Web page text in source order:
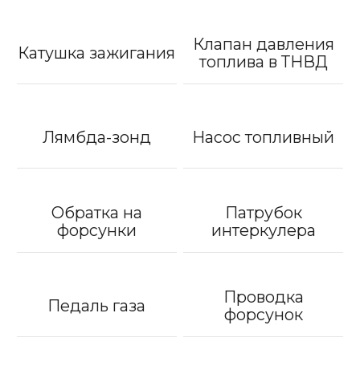
Катушка зажигания
Клапан давления
топлива в ТНВД
Лямбда-зонд Насос топливный
Обратка на
форсунки
Патрубок
интеркулера
Педаль газа
Проводка
форсунок